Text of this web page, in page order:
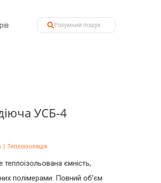
УСБ-4
Теплоізоляція
ємність,
полімерами. Повний об’єм